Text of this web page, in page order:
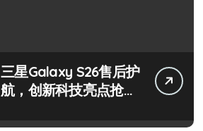
三星Galaxy S26售后护
航，创新科技亮点抢先